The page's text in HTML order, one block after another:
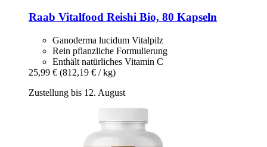
Raab Vitalfood Reishi Bio, 80 Kapseln
Ganoderma lucidum Vitalpilz
Rein pflanzliche Formulierung
Enthält natürliches Vitamin C
25,99 € (812,19 € / kg)
Zustellung bis 12. August